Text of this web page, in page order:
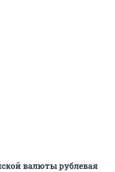
валюты рублевая